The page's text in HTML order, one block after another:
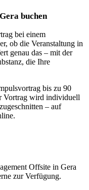
buchen
bei einem
ob die Veranstaltung in
genau das – mit der
die Ihre
bis zu 90
Vortrag wird individuell
– auf
Offsite in Gera
zur Verfügung.